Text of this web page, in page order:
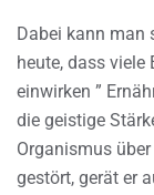
Dabei kann man
heute, dass
einwirken ”
die geistige
Organismus
gestört, gerät er